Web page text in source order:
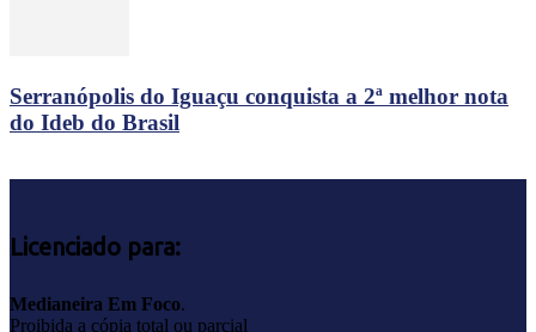
Serranópolis do Iguaçu conquista a 2ª melhor nota
do Ideb do Brasil
Licenciado para:
Medianeira Em Foco.
Proibida a cópia total ou parcial